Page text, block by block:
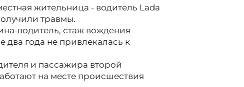
жительница - водитель Lada
травмы.
водитель, стаж вождения
два года не привлекалась к
и пассажира второй
на месте происшествия